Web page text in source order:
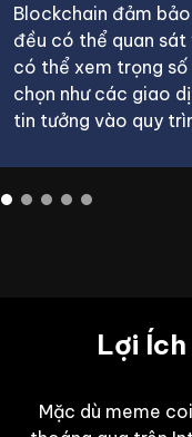
Blockchain đảm
đều có thể quan sát
có thể xem trọng
chọn như các giao
tin tưởng vào quy
Lợi Ích
Mặc dù meme